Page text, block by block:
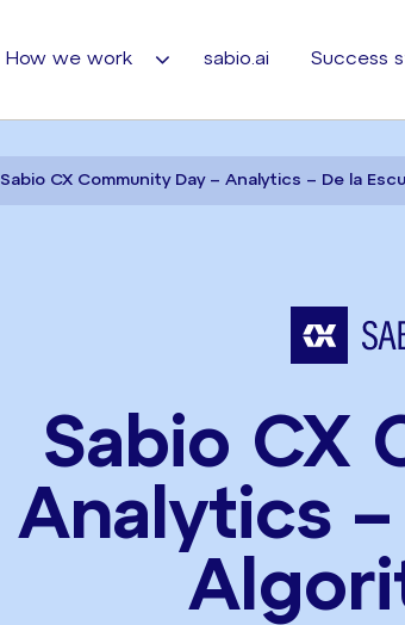
How we work sabio.ai Success
Sabio CX Community Day – Analytics – De la
Sabio CX
Analytics –